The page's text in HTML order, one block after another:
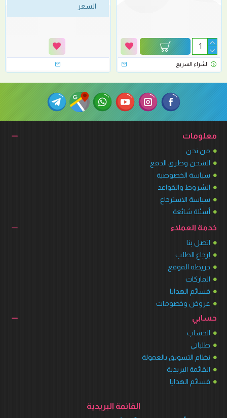
الشراء السريع
السعر
معلومات
من نحن
الشحن وطرق الدفع
سياسة الخصوصية
الشروط والقواعد
سياسة الاسترجاع
أسئلة شائعة
خدمة العملاء
اتصل بنا
إرجاع الطلب
خريطة الموقع
الماركات
قسائم الهدايا
عروض وخصومات
حسابي
الحساب
طلباتي
نظام التسويق بالعمولة
القائمة البريدية
قسائم الهدايا
القائمة البريدية